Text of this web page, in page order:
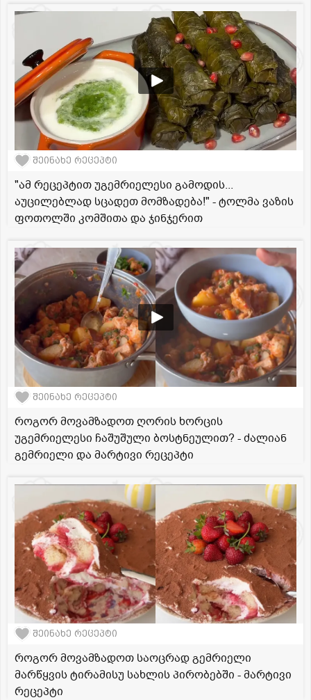
შეინახე რეცეპტი
"ამ რეცეპტით უგემრიელესი გამოდის...
აუცილებლად სცადეთ მომზადება!" - ტოლმა ვაზის
ფოთოლში კომშითა და ჯინჯერით
შეინახე რეცეპტი
როგორ მოვამზადოთ ღორის ხორცის
უგემრიელესი ჩაშუშული ბოსტნეულით? - ძალიან
გემრიელი და მარტივი რეცეპტი
შეინახე რეცეპტი
როგორ მოვამზადოთ საოცრად გემრიელი
მარწყვის ტირამისუ სახლის პირობებში - მარტივი
რეცეპტი